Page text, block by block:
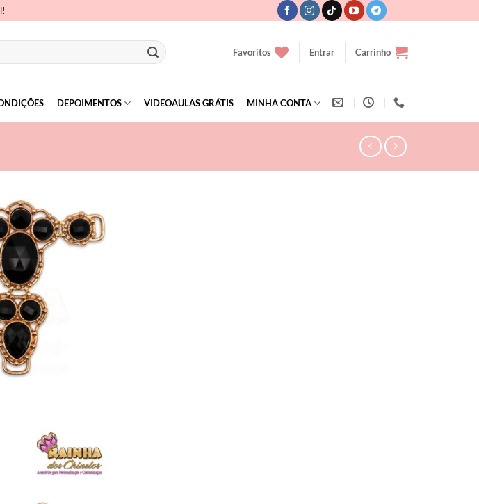
Favoritos Entrar Carrinho
DEPOIMENTOS VIDEOAULAS GRÁTIS MINHA CONTA